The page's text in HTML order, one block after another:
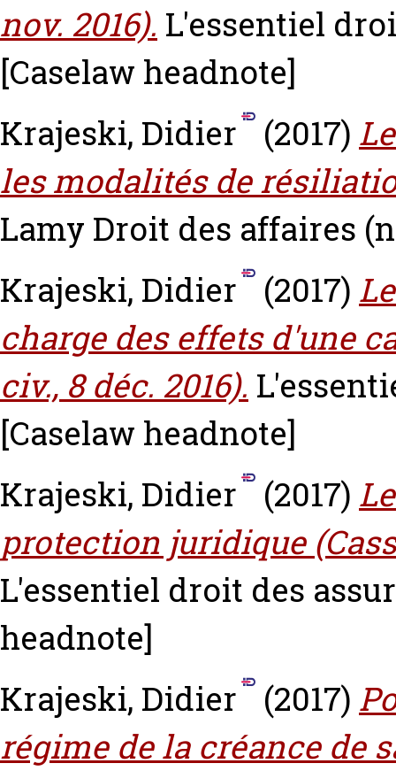
nov. 2016). L'essentiel
[Caselaw headnote]
Krajeski, Didier
(2017)
les modalités de
Lamy Droit des affaires
Krajeski, Didier
(2017)
charge des effets d'une
civ., 8 déc. 2016).
[Caselaw headnote]
Krajeski, Didier
(2017)
protection juridique
L'essentiel droit des
headnote]
Krajeski, Didier
(2017)
régime de la créance de